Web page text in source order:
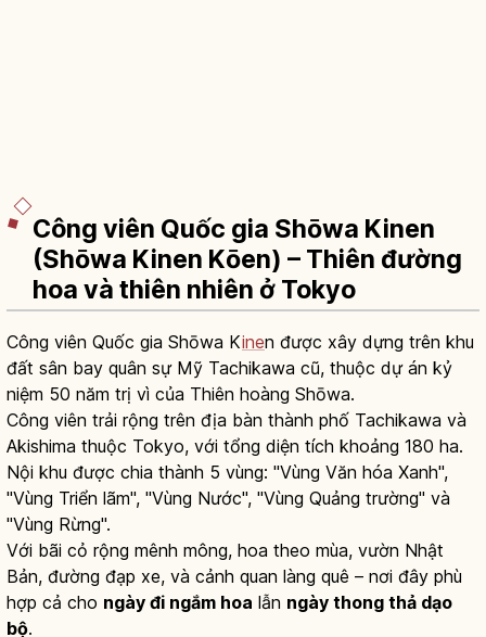
Công viên Quốc gia Shōwa Kinen
(Shōwa Kinen Kōen) – Thiên đường
hoa và thiên nhiên ở Tokyo
Công viên Quốc gia Shōwa Kinen được xây dựng trên khu
đất sân bay quân sự Mỹ Tachikawa cũ, thuộc dự án kỷ
niệm 50 năm trị vì của Thiên hoàng Shōwa.
Công viên trải rộng trên địa bàn thành phố Tachikawa và
Akishima thuộc Tokyo, với tổng diện tích khoảng 180 ha.
Nội khu được chia thành 5 vùng: "Vùng Văn hóa Xanh",
"Vùng Triển lãm", "Vùng Nước", "Vùng Quảng trường" và
"Vùng Rừng".
Với bãi cỏ rộng mênh mông, hoa theo mùa, vườn Nhật
Bản, đường đạp xe, và cảnh quan làng quê – nơi đây phù
hợp cả cho ngày đi ngắm hoa lẫn ngày thong thả dạo
bộ.